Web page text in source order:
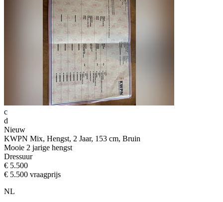
c
d
Nieuw
KWPN Mix, Hengst, 2 Jaar, 153 cm, Bruin
Mooie 2 jarige hengst
Dressuur
€ 5.500
€ 5.500 vraagprijs
NL